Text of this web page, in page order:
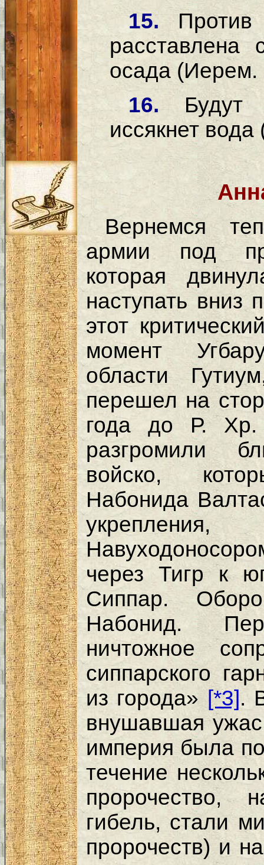
15.
расставлена
осада (Иерем.
16.
иссякнет
Вернемся
армии под
которая
наступать
этот
момент
области
перешел на
года до Р.
разгромили
войско,
Набонида
через Тигр к
Сиппар.
Набонид.
ничтожное
сиппарского
из города» [*3].
внушавшая
империя была
течение
пророчество,
гибель, стали
пророчеств) и